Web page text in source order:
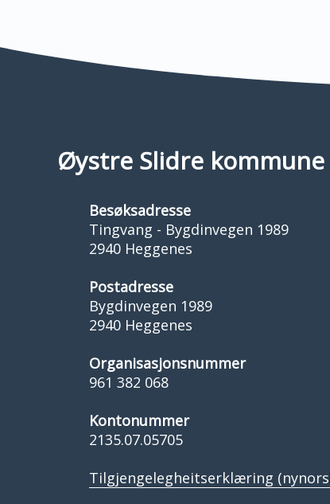
Øystre Slidre kommune
Besøksadresse
Tingvang - Bygdinvegen 1989
2940 Heggenes
Postadresse
Bygdinvegen 1989
2940 Heggenes
Organisasjonsnummer
961 382 068
Kontonummer
2135.07.05705
Tilgjengelegheitserklæring